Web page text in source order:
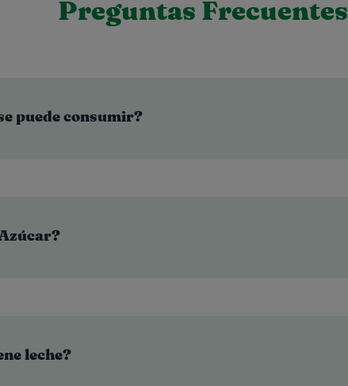
Preguntas Frecuentes
puede consumir?
leche?